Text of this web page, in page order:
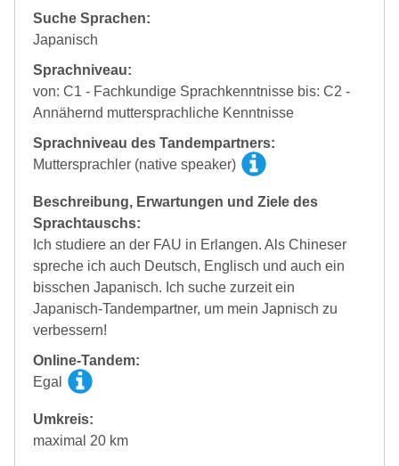
Suche Sprachen:
Japanisch
Sprachniveau:
von: C1 - Fachkundige Sprachkenntnisse bis: C2 -
Annähernd muttersprachliche Kenntnisse
Sprachniveau des Tandempartners:
Muttersprachler (native speaker)
Beschreibung, Erwartungen und Ziele des
Sprachtauschs:
Ich studiere an der FAU in Erlangen. Als Chineser
spreche ich auch Deutsch, Englisch und auch ein
bisschen Japanisch. Ich suche zurzeit ein
Japanisch-Tandempartner, um mein Japnisch zu
verbessern!
Online-Tandem:
Egal
Umkreis:
maximal 20 km